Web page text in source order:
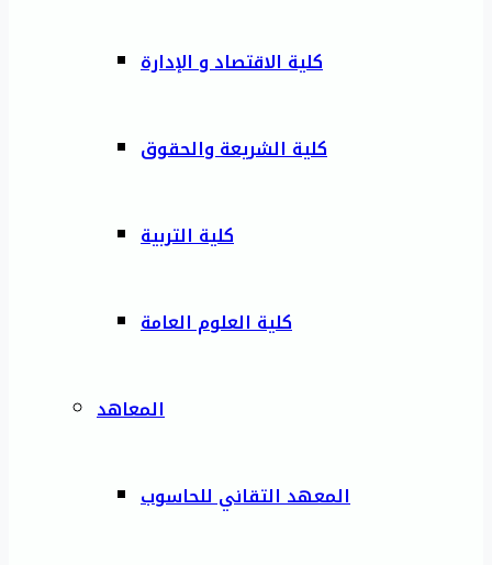
كلية الاقتصاد و الإدارة
كلية الشريعة والحقوق
كلية التربية
كلية العلوم العامة
المعاهد
المعهد التقاني للحاسوب